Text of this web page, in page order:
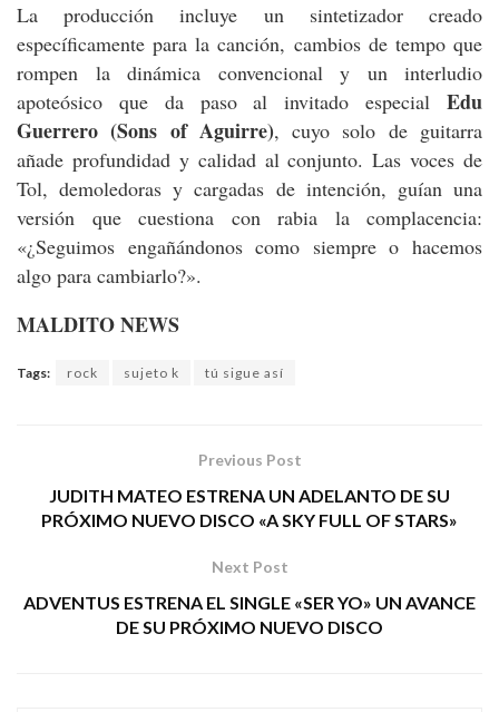
La producción incluye un sintetizador creado
específicamente para la canción, cambios de tempo que
rompen la dinámica convencional y un interludio
apoteósico que da paso al invitado especial Edu
Guerrero (Sons of Aguirre), cuyo solo de guitarra
añade profundidad y calidad al conjunto. Las voces de
Tol, demoledoras y cargadas de intención, guían una
versión que cuestiona con rabia la complacencia:
«¿Seguimos engañándonos como siempre o hacemos
algo para cambiarlo?».
MALDITO NEWS
Tags: rock sujeto k tú sigue así
Previous Post
JUDITH MATEO ESTRENA UN ADELANTO DE SU
PRÓXIMO NUEVO DISCO «A SKY FULL OF STARS»
Next Post
ADVENTUS ESTRENA EL SINGLE «SER YO» UN AVANCE
DE SU PRÓXIMO NUEVO DISCO